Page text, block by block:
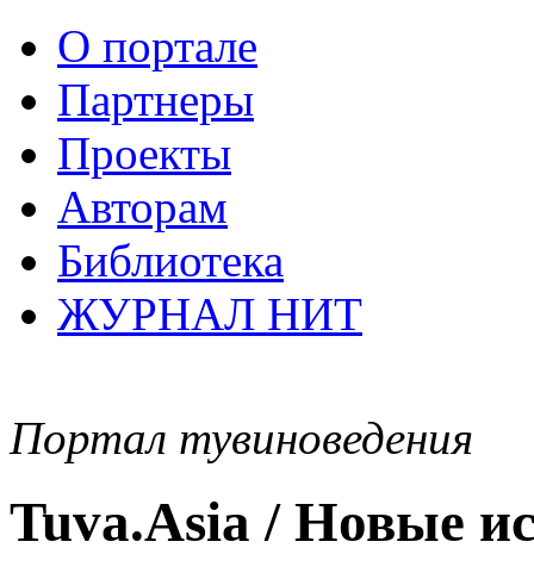
О портале
Партнеры
Проекты
Авторам
Библиотека
ЖУРНАЛ НИТ
Портал тувиноведения
Tuva.Asia / Новые